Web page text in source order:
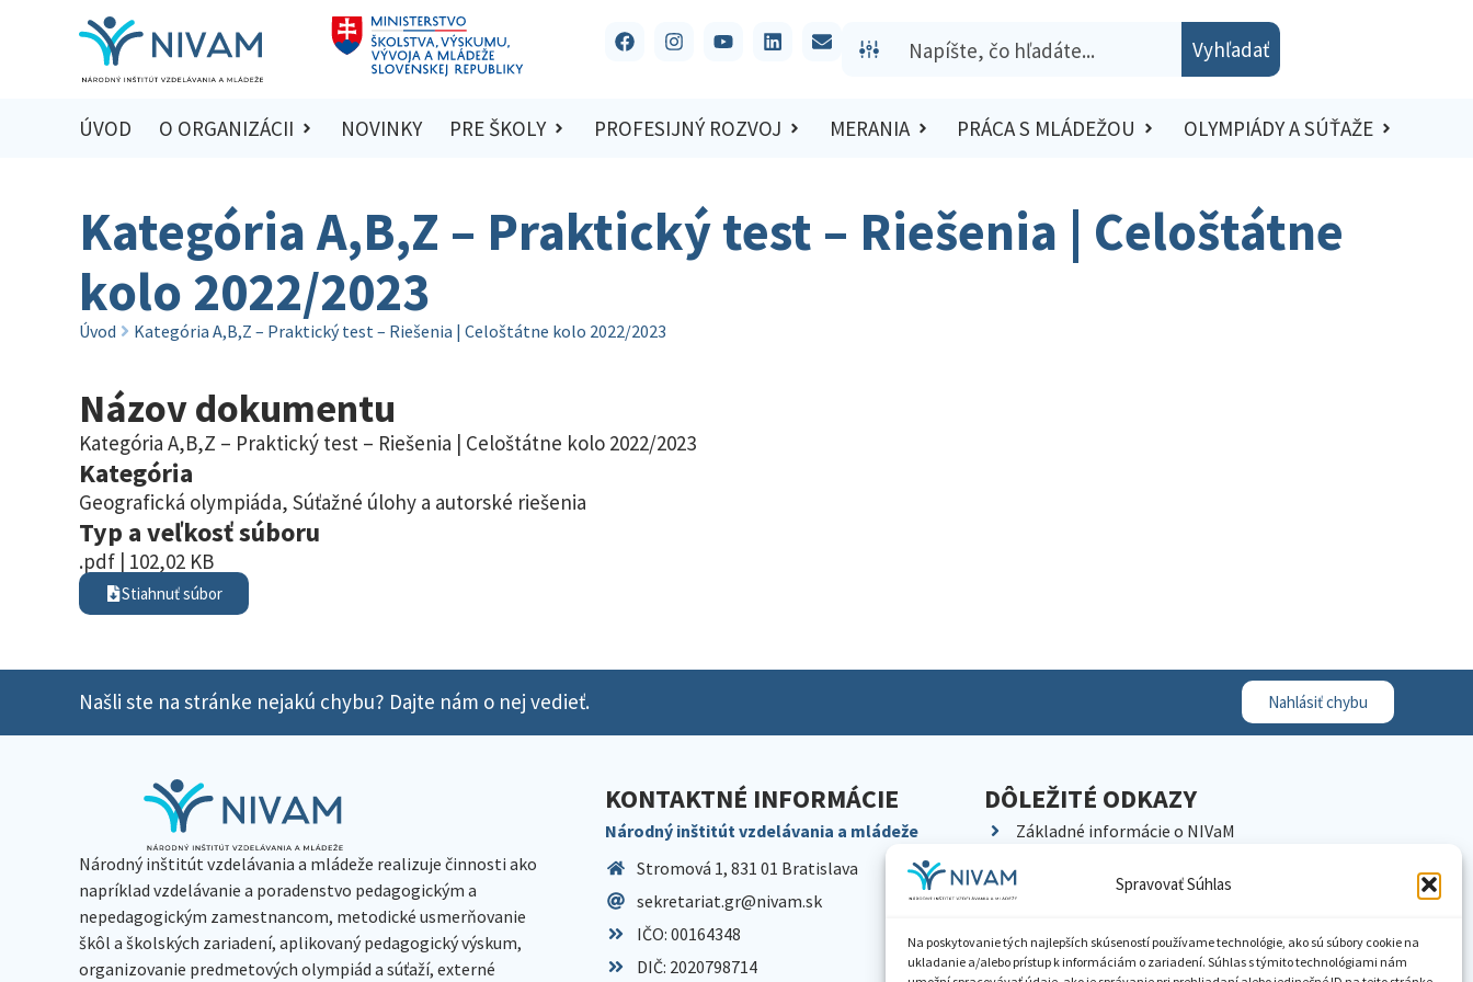
Spravovať Súhlas
Na poskytovanie tých najlepších skúseností používame technológie, ako sú súbory cookie na
ukladanie a/alebo prístup k informáciám o zariadení. Súhlas s týmito technológiami nám
Vyhľadať
ÚVOD O ORGANIZÁCII NOVINKY PRE ŠKOLY PROFESIJNÝ ROZVOJ MERANIA PRÁCA S MLÁDEŽOU OLYMPIÁDY A SÚŤAŽE
Kategória A,B,Z – Praktický test – Riešenia | Celoštátne
kolo 2022/2023
Úvod Kategória A,B,Z – Praktický test – Riešenia | Celoštátne kolo 2022/2023
Názov dokumentu
Kategória A,B,Z – Praktický test – Riešenia | Celoštátne kolo 2022/2023
Kategória
Geografická olympiáda, Súťažné úlohy a autorské riešenia
Typ a veľkosť súboru
.pdf | 102,02 KB
Stiahnuť súbor
Našli ste na stránke nejakú chybu? Dajte nám o nej vedieť. Nahlásiť chybu
Národný inštitút vzdelávania a mládeže realizuje činnosti ako
napríklad vzdelávanie a poradenstvo pedagogickým a
nepedagogickým zamestnancom, metodické usmerňovanie
škôl a školských zariadení, aplikovaný pedagogický výskum,
organizovanie predmetových olympiád a súťaží, externé
KONTAKTNÉ INFORMÁCIE
Národný inštitút vzdelávania a mládeže
Stromová 1, 831 01 Bratislava
sekretariat.gr@nivam.sk
IČO: 00164348
DIČ: 2020798714
DÔLEŽITÉ ODKAZY
Základné informácie o NIVaM
Kariéra
Pracoviská NIVaM